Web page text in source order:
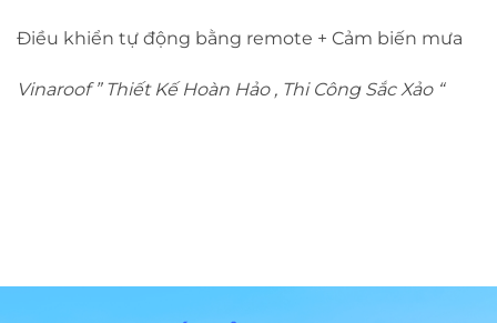
Điều khiển tự động bằng remote + Cảm biến mưa
Vinaroof ” Thiết Kế Hoàn Hảo , Thi Công Sắc Xảo “